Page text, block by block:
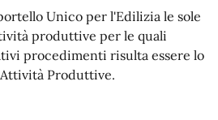
Unico per l'Edilizia le sole
produttive per le quali
procedimenti risulta essere lo
Produttive.